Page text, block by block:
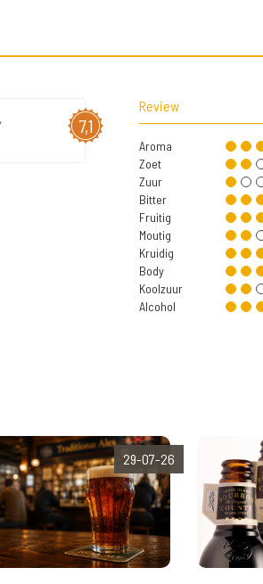
7,1
Review
Aroma
Zoet
Zuur
Bitter
Fruitig
Moutig
Kruidig
Body
Koolzuur
Alcohol
29-07-26